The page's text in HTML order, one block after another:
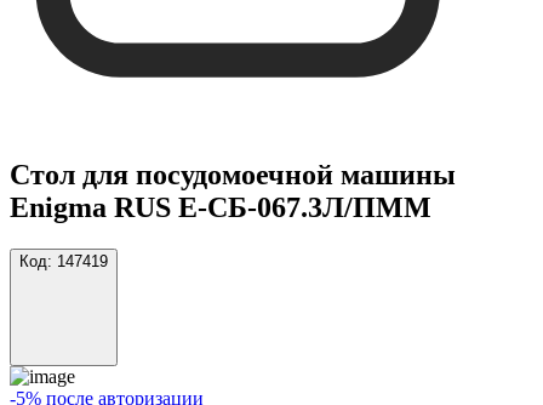
Стол для посудомоечной машины
Enigma RUS Е-СБ-067.3Л/ПММ
Код: 147419
-5% после авторизации